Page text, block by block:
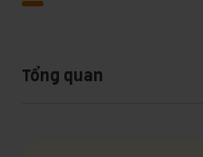
Tổng quan